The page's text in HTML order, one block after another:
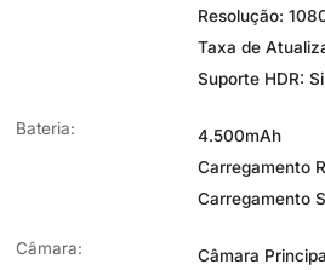
Resolução:
Taxa de
Suporte HDR:
Bateria:
4.500mAh
Carregamento
Carregamento
Câmara:
Câmara